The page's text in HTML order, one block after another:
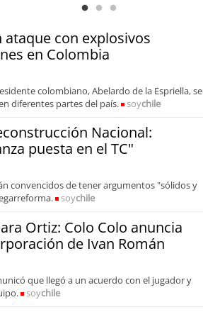
con explosivos
en Colombia
colombiano, Abelardo de la Espriella, se
diferentes partes del país.
soychile
Nacional:
puesta en el TC"
convencidos de tener argumentos "sólidos y
soychile
Ortiz: Colo Colo anuncia
de Ivan Román
que llegó a un acuerdo con el jugador y
soychile